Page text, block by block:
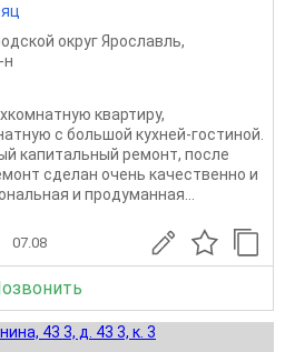
округ Ярославль,
н
квартиру,
с большой кухней-гостиной.
капитальный ремонт, после
сделан очень качественно и
и продуманная...
07.08